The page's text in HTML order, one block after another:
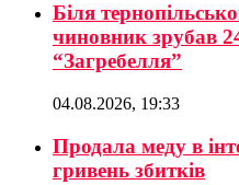
Біля
чиновник зрубав
“Загребелля”
04.08.2026, 19:33
Продала меду в
гривень збитків